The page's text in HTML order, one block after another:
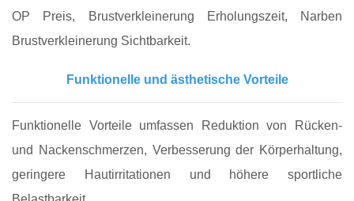
OP Preis, Brustverkleinerung Erholungszeit, Narben
Brustverkleinerung Sichtbarkeit.
Funktionelle und ästhetische Vorteile
Funktionelle Vorteile umfassen Reduktion von Rücken‑
und Nackenschmerzen, Verbesserung der Körperhaltung,
geringere Hautirritationen und höhere sportliche